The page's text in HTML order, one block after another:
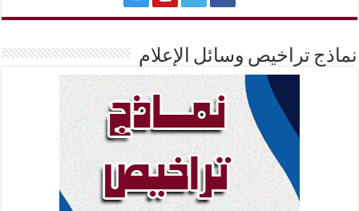
نماذج تراخيص وسائل الإعلام